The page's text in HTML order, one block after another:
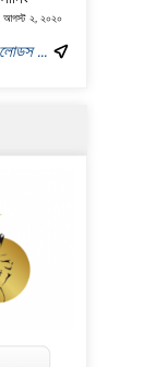
আগস্ট ২, ২০২০
...